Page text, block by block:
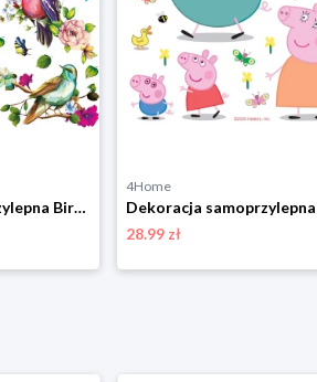
Dekoracja samoprzylepna Birds, 30 x 30 cm 4-Home
4Home
28.99 zł